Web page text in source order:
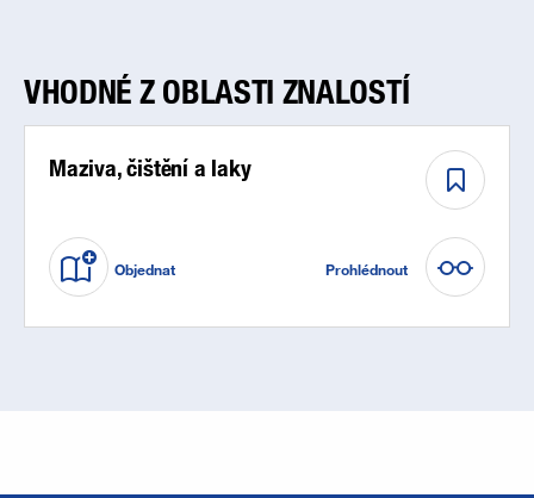
VHODNÉ Z OBLASTI ZNALOSTÍ
Maziva, čištění a laky
Objednat Prohlédnout